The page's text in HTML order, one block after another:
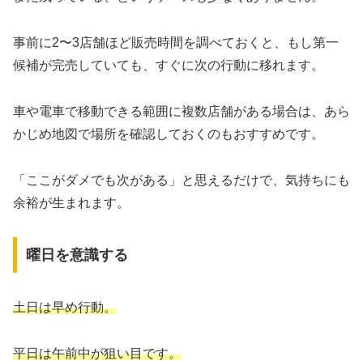
事前に2〜3店舗ほど販売時間を調べておくと、もし第一
候補が完売していても、すぐに次の行動に移れます。
車や電車で移動できる範囲に複数店舗がある場合は、あら
かじめ地図で場所を確認しておくのもおすすめです。
「ここがダメでも次がある」と思えるだけで、気持ちにも
余裕が生まれます。
曜日を意識する
土日は早め行動。
平日は午前中が狙い目です。